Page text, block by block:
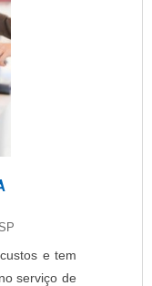
e tem
serviço de